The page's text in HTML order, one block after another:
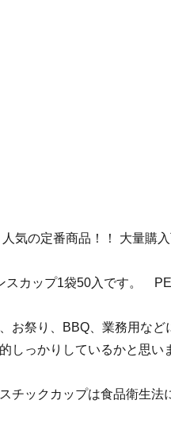
気の定番商品！！ 大量購入
スカップ1袋50入です。
お祭り、BBQ、業務用な
しっかりしているかと思い
チックカップは食品衛生法